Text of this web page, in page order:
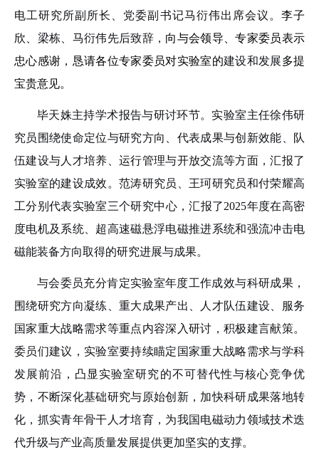
电工研究所副所长、党委副书记马衍伟出席会议。 李子
欣、 梁栋、马衍伟先后致辞， 向与会领导、专家委员表示
忠心感谢，恳请各位专家委员对实验室的建设和发展多提
宝贵意见。
毕天姝主持学术报告与研讨环节。实验室主任徐伟研
究员围绕使命定位与研究方向、代表成果与创新效能、队
伍建设与人才培养、运行管理与开放交流等方面，汇报了
实验室的建设成效。范涛研究员、王珂研究员和付荣耀高
工分别代表实验室三个研究中心，汇报了2025年度在高密
度电机及系统、超高速磁悬浮电磁推进系统和强流冲击电
磁能装备方向取得的研究进展与成果。
与会委员充分肯定实验室年度工作成效与科研成果，
围绕研究方向凝练、重大成果产出、人才队伍建设、服务
国家重大战略需求等重点内容深入研讨，积极建言献策。
委员们建议，实验室要持续瞄定国家重大战略需求与学科
发展前沿，凸显实验室研究的不可替代性与核心竞争优
势，不断深化基础研究与原始创新，加快科研成果落地转
化，抓实青年骨干人才培育，为我国电磁动力领域技术迭
代升级与产业高质量发展提供更加坚实的支撑。